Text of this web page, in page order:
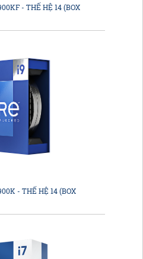
- THẾ HỆ 14 (BOX
- THẾ HỆ 14 (BOX